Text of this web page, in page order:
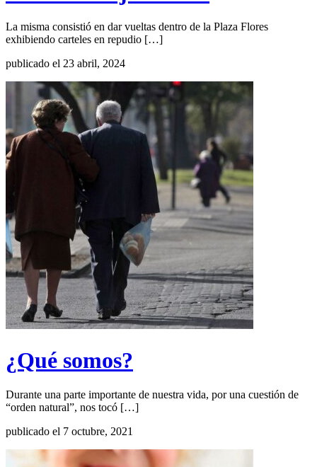
La misma consistió en dar vueltas dentro de la Plaza Flores
exhibiendo carteles en repudio […]
publicado el 23 abril, 2024
¿Qué somos?
Durante una parte importante de nuestra vida, por una cuestión de
“orden natural”, nos tocó […]
publicado el 7 octubre, 2021